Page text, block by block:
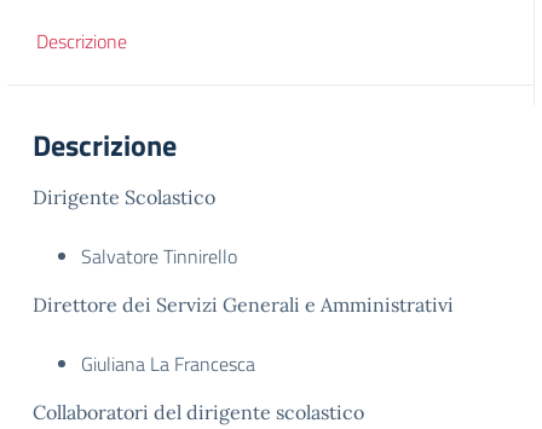
Descrizione
Descrizione
Dirigente Scolastico
Salvatore Tinnirello
Direttore dei Servizi Generali e Amministrativi
Giuliana La Francesca
Collaboratori del dirigente scolastico